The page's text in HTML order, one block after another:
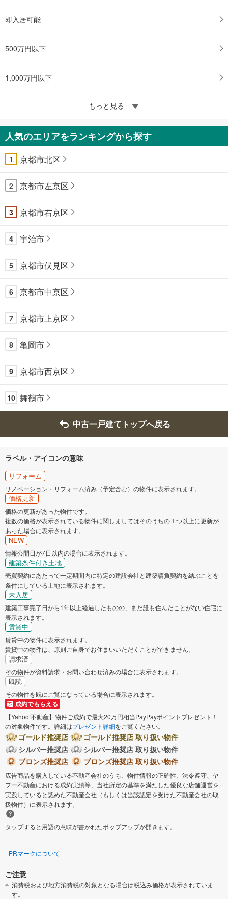
即入居可能
500万円以下
1,000万円以下
もっと見る
人気のエリアをランキングから探す
1 京都市北区
2 京都市左京区
3 京都市右京区
4 宇治市
5 京都市伏見区
6 京都市中京区
7 京都市上京区
8 亀岡市
9 京都市西京区
10 舞鶴市
中古一戸建てトップへ戻る
ラベル・アイコンの意味
リフォーム
リノベーション・リフォーム済み（予定含む）の物件に表示されます。
価格更新
価格の更新があった物件です。
複数の価格が表示されている物件に関しましてはそのうちの１つ以上に更新が
あった場合に表示されます。
NEW
情報公開日が7日以内の場合に表示されます。
建築条件付き土地
売買契約にあたって一定期間内に特定の建設会社と建築請負契約を結ぶことを
条件にしている土地に表示されます。
未入居
建築工事完了日から1年以上経過したものの、まだ誰も住んだことがない住宅に
表示されます。
賃貸中
賃貸中の物件に表示されます。
賃貸中の物件は、原則ご自身でお住まいいただくことができません。
請求済
その物件が資料請求・お問い合わせ済みの場合に表示されます。
既読
その物件を既にご覧になっている場合に表示されます。
成約でもらえる
【Yahoo!不動産】物件ご成約で最大20万円相当PayPayポイントプレゼント！
の対象物件です。詳細はプレゼント詳細をご覧ください。
ゴールド推奨店
ゴールド推奨店 取り扱い物件
シルバー推奨店
シルバー推奨店 取り扱い物件
ブロンズ推奨店
ブロンズ推奨店 取り扱い物件
広告商品を購入している不動産会社のうち、物件情報の正確性、法令遵守、ヤ
フー不動産における成約実績等、当社所定の基準を満たした優良な店舗運営を
実践していると認めた不動産会社（もしくは当該認定を受けた不動産会社の取
扱物件）に表示されます。
タップすると用語の意味が書かれたポップアップが開きます。
PRマークについて
ご注意
消費税および地方消費税の対象となる場合は税込み価格が表示されていま
す。